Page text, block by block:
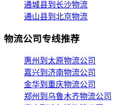
通城县到长沙物流
通山县到北京物流
物流公司专线推荐
惠州到太原物流公司
嘉兴到济南物流公司
金华到重庆物流公司
郑州到乌鲁木齐物流公司